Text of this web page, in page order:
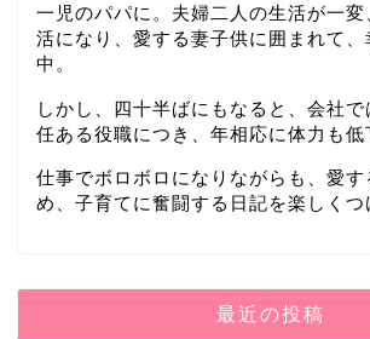
無料エリアが拡大したぐらんぱ
きり遊ぼう
一児のパパに。夫婦二人の生活が一変
活になり、愛する妻子供に囲まれて
中。
しかし、四十半ばにもなると、会社
任ある役職につき、年相応に体力も低
仕事でボロボロになりながらも、愛す
め、子育てに奮闘する日記を楽しくつ
最近の投稿